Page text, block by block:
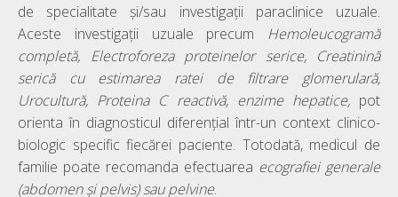
de specialitate și/sau investigații paraclinice uzuale.
Aceste investigații uzuale precum Hemoleucogramă
completă, Electroforeza proteinelor serice, Creatinină
serică cu estimarea ratei de filtrare glomerulară,
Urocultură, Proteina C reactivă, enzime hepatice, pot
orienta în diagnosticul diferențial într-un context clinico-
biologic specific fiecărei paciente. Totodată, medicul de
familie poate recomanda efectuarea ecografiei generale
(abdomen și pelvis) sau pelvine.